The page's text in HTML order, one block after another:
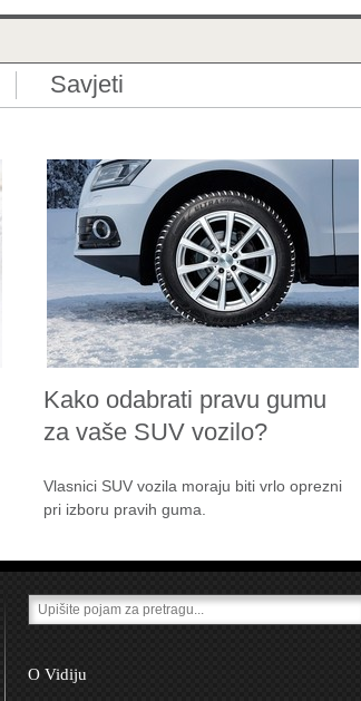
Savjeti
Kako odabrati pravu gumu
za vaše SUV vozilo?
Vlasnici SUV vozila moraju biti vrlo oprezni
pri izboru pravih guma.
O Vidiju